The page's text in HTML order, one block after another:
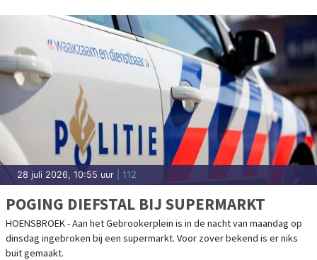
28 juli 2026, 10:55 uur | 112
POGING DIEFSTAL BIJ SUPERMARKT
HOENSBROEK - Aan het Gebrookerplein is in de nacht van maandag op
dinsdag ingebroken bij een supermarkt. Voor zover bekend is er niks
buit gemaakt.